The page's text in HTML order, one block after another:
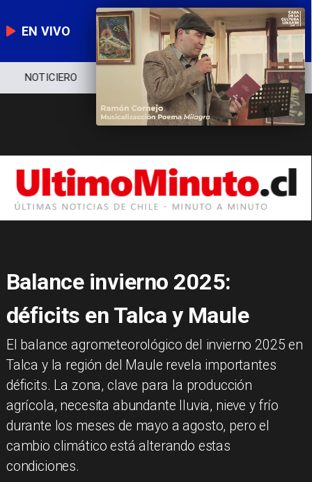
EN VIVO
NOTICIERO POLÍTICA ECONOMÍA
Balance invierno 2025:
déficits en Talca y Maule
El balance agrometeorológico del invierno 2025 en
Talca y la región del Maule revela importantes
déficits. La zona, clave para la producción
agrícola, necesita abundante lluvia, nieve y frío
durante los meses de mayo a agosto, pero el
cambio climático está alterando estas
condiciones.